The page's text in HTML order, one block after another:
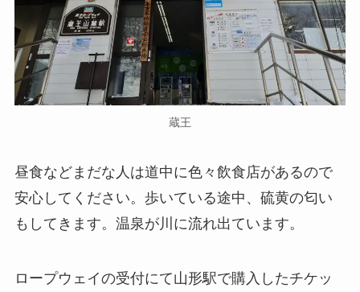
蔵王
昼食などまだな人は道中に色々飲食店があるので
安心してください。歩いている途中、硫黄の匂い
もしてきます。温泉が川に流れ出ています。
ロープウェイの受付にて山形駅で購入したチケッ